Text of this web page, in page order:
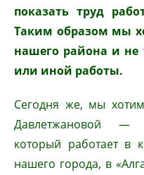
показать труд
Таким образом мы
нашего района и не
или иной работы.
Сегодня же, мы
Давлетжановой —
который работает в
нашего города, в